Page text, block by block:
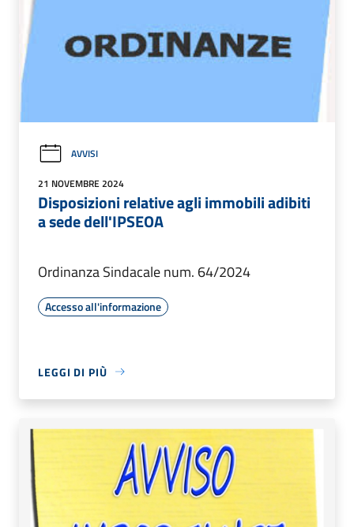
AVVISI
21 NOVEMBRE 2024
Disposizioni relative agli immobili adibiti
a sede dell'IPSEOA
Ordinanza Sindacale num. 64/2024
Accesso all'informazione
LEGGI DI PIÙ